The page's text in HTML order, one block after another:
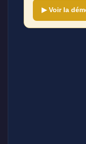
▶ Voir la